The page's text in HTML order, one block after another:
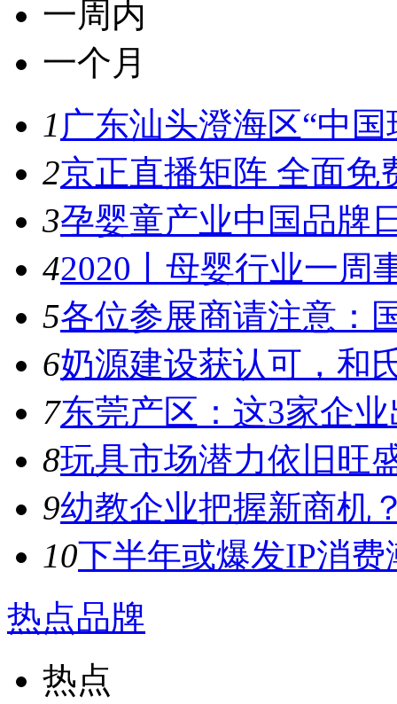
一周内
一个月
1 广东汕头澄海区“中
2京正直播矩阵 全面免
3孕婴童产业中国品牌
42020丨母婴行业一周
5各位参展商请注意：
6奶源建设获认可，和
7东莞产区：这3家企
8玩具市场潜力依旧旺
9幼教企业把握新商机
10下半年或爆发IP消
热点品牌
热点